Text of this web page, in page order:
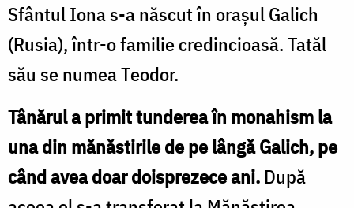
Sfântul Iona s-a născut în orașul Galich
(Rusia), într-o familie credincioasă. Tatăl
său se numea Teodor.
Tânărul a primit tunderea în monahism la
una din mănăstirile de pe lângă Galich, pe
când avea doar doisprezece ani.După